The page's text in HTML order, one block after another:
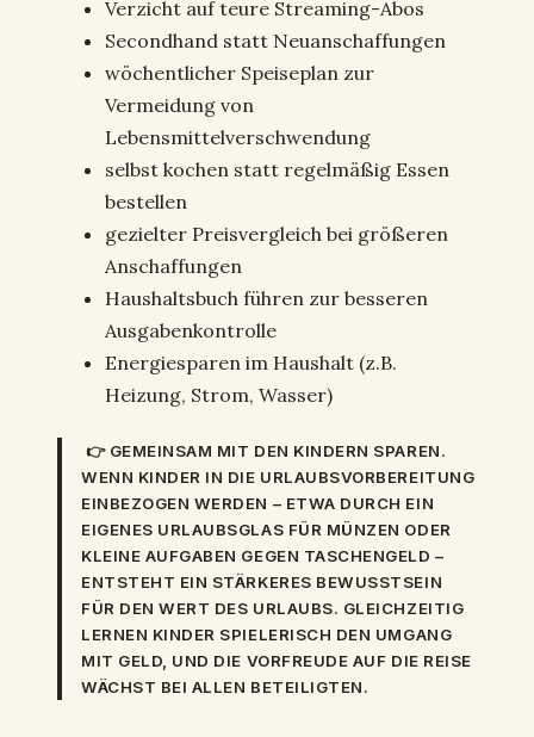
Verzicht auf teure Streaming-Abos
Secondhand statt Neuanschaffungen
wöchentlicher Speiseplan zur
Vermeidung von
Lebensmittelverschwendung
selbst kochen statt regelmäßig Essen
bestellen
gezielter Preisvergleich bei größeren
Anschaffungen
Haushaltsbuch führen zur besseren
Ausgabenkontrolle
Energiesparen im Haushalt (z.B.
Heizung, Strom, Wasser)
👉 GEMEINSAM MIT DEN KINDERN SPAREN.
WENN KINDER IN DIE URLAUBSVORBEREITUNG
EINBEZOGEN WERDEN – ETWA DURCH EIN
EIGENES URLAUBSGLAS FÜR MÜNZEN ODER
KLEINE AUFGABEN GEGEN TASCHENGELD –
ENTSTEHT EIN STÄRKERES BEWUSSTSEIN
FÜR DEN WERT DES URLAUBS. GLEICHZEITIG
LERNEN KINDER SPIELERISCH DEN UMGANG
MIT GELD, UND DIE VORFREUDE AUF DIE REISE
WÄCHST BEI ALLEN BETEILIGTEN.